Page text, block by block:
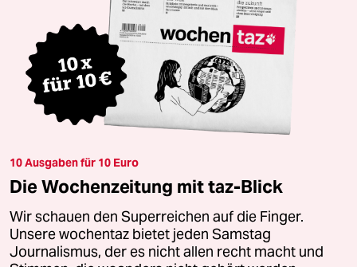
10 Ausgaben für 10 Euro
Die Wochenzeitung mit taz-Blick
Wir schauen den Superreichen auf die Finger.
Unsere wochentaz bietet jeden Samstag
Journalismus, der es nicht allen recht macht und